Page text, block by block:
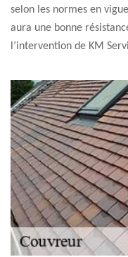
selon les normes en
aura une bonne
l’intervention de KM